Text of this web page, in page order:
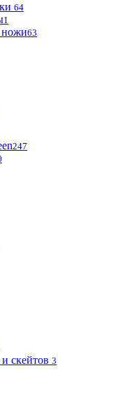
64
1
ножи63
247
скейтов 3